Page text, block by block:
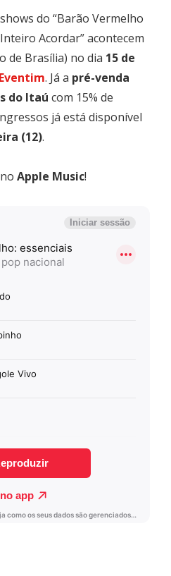
do “Barão Vermelho
Acordar” acontecem
de Brasília) no dia 15 de
. Já a pré-venda
do Itaú com 15% de
já está disponível
(12).
no Apple Music!